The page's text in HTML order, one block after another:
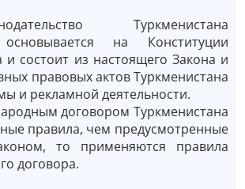
Туркменистана
на Конституции
и состоит из настоящего Закона и
правовых актов Туркменистана
и рекламной деятельности.
договором Туркменистана
правила, чем предусмотренные
то применяются правила
договора.